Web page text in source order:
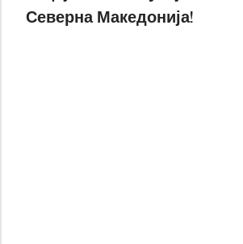
Северна Македонија!